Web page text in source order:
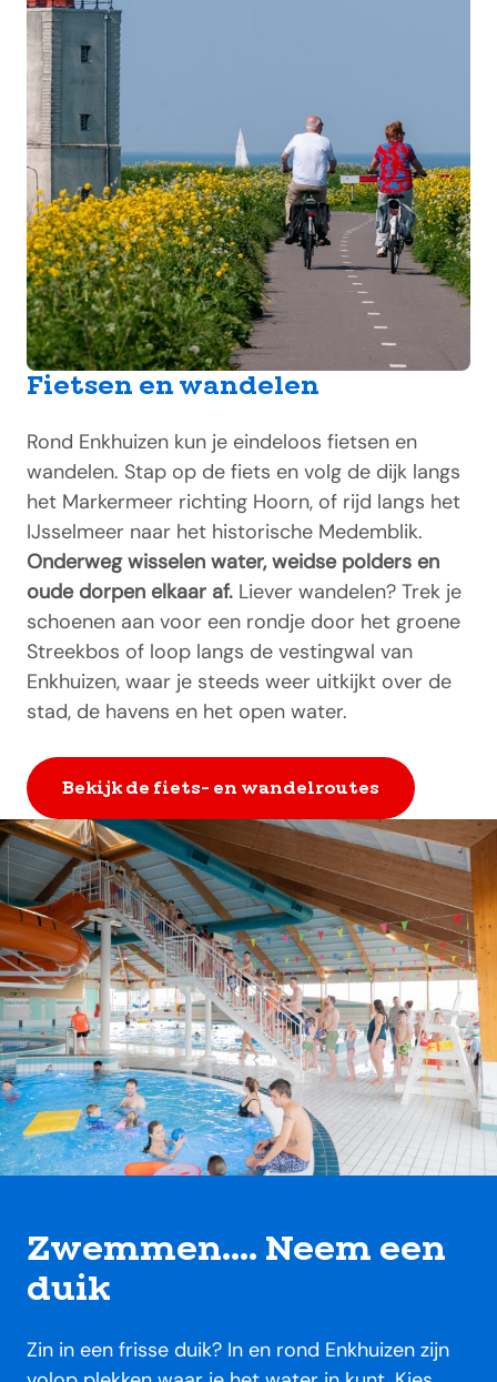
Fietsen en wandelen
Rond Enkhuizen kun je eindeloos fietsen en
wandelen. Stap op de fiets en volg de dijk langs
het Markermeer richting Hoorn, of rijd langs het
IJsselmeer naar het historische Medemblik.
Onderweg wisselen water, weidse polders en
oude dorpen elkaar af. Liever wandelen? Trek je
schoenen aan voor een rondje door het groene
Streekbos of loop langs de vestingwal van
Enkhuizen, waar je steeds weer uitkijkt over de
stad, de havens en het open water.
Bekijk de fiets- en wandelroutes
Zwemmen.... Neem een
duik
Zin in een frisse duik? In en rond Enkhuizen zijn